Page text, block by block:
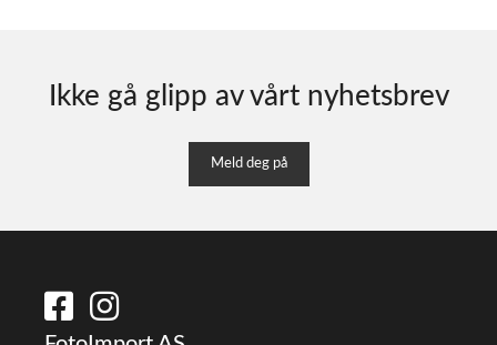
Ikke gå glipp av vårt nyhetsbrev
Meld deg på